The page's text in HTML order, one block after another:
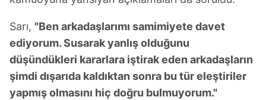
Sarı, "Ben arkadaşlarımı samimiyete davet
ediyorum. Susarak yanlış olduğunu
düşündükleri kararlara iştirak eden arkadaşların
şimdi dışarıda kaldıktan sonra bu tür eleştiriler
yapmış olmasını hiç doğru bulmuyorum."